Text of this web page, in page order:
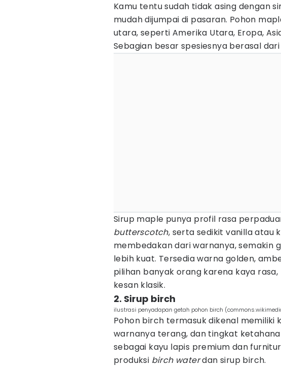
Kamu tentu sudah tidak asing dengan
mudah dijumpai di pasaran. Pohon
utara, seperti Amerika Utara, Eropa,
Sebagian besar spesiesnya berasal
Sirup maple punya profil rasa
butterscotch, serta sedikit vanilla atau
membedakan dari warnanya, semakin
lebih kuat. Tersedia warna golden,
pilihan banyak orang karena kaya
kesan klasik.
2. Sirup birch
ilustrasi penyadapan getah pohon birch
Pohon birch termasuk dikenal memiliki
warnanya terang, dan tingkat
sebagai kayu lapis premium dan
produksi birch waterdan sirup birch.